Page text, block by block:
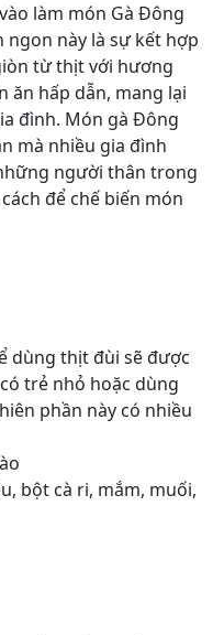
làm món Gà Đông
này là sự kết hợp
từ thịt với hương
ăn hấp dẫn, mang lại
đình. Món gà Đông
mà nhiều gia đình
người thân trong
để chế biến món
dùng thịt đùi sẽ được
trẻ nhỏ hoặc dùng
phần này có nhiều
bột cà ri, mắm, muối,